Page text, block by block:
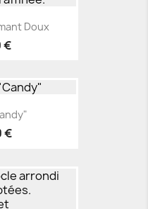
Doux
€
€